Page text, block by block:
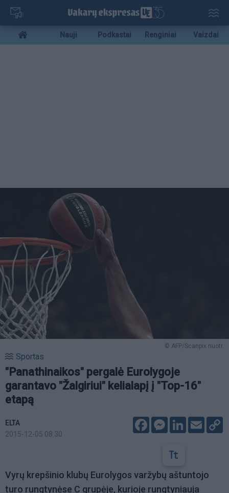
Pereiti
pagrindinį
turinį
Mobile
menu
Nauji Podkastai Renginiai Vaizdai
© AFP/Scanpix nuotr.
Sportas
"Panathinaikos" pergalė Eurolygoje
garantavo "Žalgiriui" kelialapį į "Top-16"
etapą
ELTA
2015-12-05 08:30
FacebookMessenger
LinkedIn
Email
Vyrų krepšinio klubų Eurolygos varžybų aštuntojo
turo rungtynėse C grupėje, kurioje rungtyniauja